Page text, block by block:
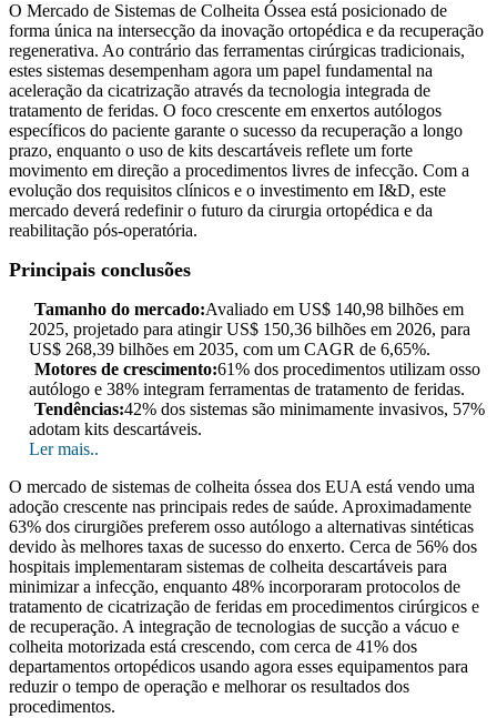
O Mercado de Sistemas de Colheita Óssea está posicionado de
forma única na intersecção da inovação ortopédica e da recuperação
regenerativa. Ao contrário das ferramentas cirúrgicas tradicionais,
estes sistemas desempenham agora um papel fundamental na
aceleração da cicatrização através da tecnologia integrada de
tratamento de feridas. O foco crescente em enxertos autólogos
específicos do paciente garante o sucesso da recuperação a longo
prazo, enquanto o uso de kits descartáveis ​​reflete um forte
movimento em direção a procedimentos livres de infecção. Com a
evolução dos requisitos clínicos e o investimento em I&D, este
mercado deverá redefinir o futuro da cirurgia ortopédica e da
reabilitação pós-operatória.
Principais conclusões
Tamanho do mercado:Avaliado em US$ 140,98 bilhões em
2025, projetado para atingir US$ 150,36 bilhões em 2026, para
US$ 268,39 bilhões em 2035, com um CAGR de 6,65%.
Motores de crescimento:61% dos procedimentos utilizam osso
autólogo e 38% integram ferramentas de tratamento de feridas.
Tendências:42% dos sistemas são minimamente invasivos, 57%
adotam kits descartáveis.
Ler mais..
O mercado de sistemas de colheita óssea dos EUA está vendo uma
adoção crescente nas principais redes de saúde. Aproximadamente
63% dos cirurgiões preferem osso autólogo a alternativas sintéticas
devido às melhores taxas de sucesso do enxerto. Cerca de 56% dos
hospitais implementaram sistemas de colheita descartáveis ​​para
minimizar a infecção, enquanto 48% incorporaram protocolos de
tratamento de cicatrização de feridas em procedimentos cirúrgicos e
de recuperação. A integração de tecnologias de sucção a vácuo e
colheita motorizada está crescendo, com cerca de 41% dos
departamentos ortopédicos usando agora esses equipamentos para
reduzir o tempo de operação e melhorar os resultados dos
procedimentos.